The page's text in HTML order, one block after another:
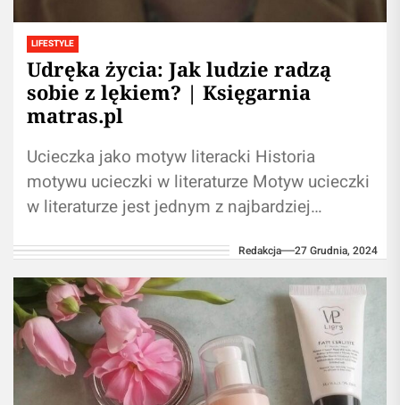
LIFESTYLE
Udręka życia: Jak ludzie radzą
sobie z lękiem? | Księgarnia
matras.pl
Ucieczka jako motyw literacki Historia
motywu ucieczki w literaturze Motyw ucieczki
w literaturze jest jednym z najbardziej
zarówno autorów, jak i...
Redakcja 27 Grudnia, 2024